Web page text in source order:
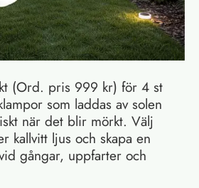
(Ord. pris 999 kr) för 4 st
som laddas av solen
när det blir mörkt. Välj
kallvitt ljus och skapa en
gångar, uppfarter och